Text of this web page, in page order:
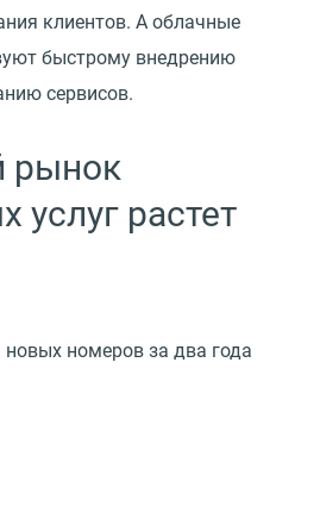
клиентов. А облачные
быстрому внедрению
сервисов.
рынок
услуг растет
номеров за два года